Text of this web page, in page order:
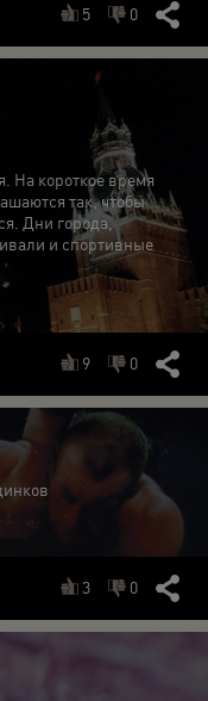
5 0
На короткое время
так, чтобы
Дни города,
и спортивные
9 0
3 0